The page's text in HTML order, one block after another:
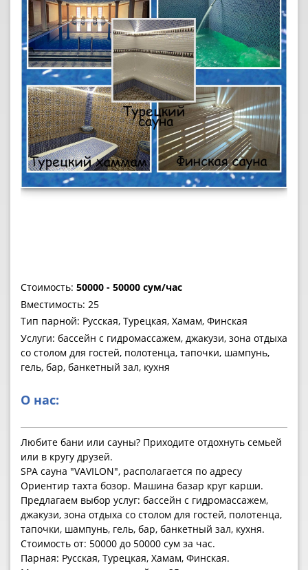
Стоимость: 50000 - 50000 сум/час
Вместимость: 25
Тип парной: Русская, Турецкая, Хамам, Финская
Услуги: бассейн с гидромассажем, джакузи, зона отдыха
со столом для гостей, полотенца, тапочки, шампунь,
гель, бар, банкетный зал, кухня
О нас:
Любите бани или сауны? Приходите отдохнуть семьей
или в кругу друзей.
SPA сауна "VAVILON", располагается по адресу
Ориентир тахта бозор. Машина базар круг карши.
Предлагаем выбор услуг: бассейн с гидромассажем,
джакузи, зона отдыха со столом для гостей, полотенца,
тапочки, шампунь, гель, бар, банкетный зал, кухня.
Стоимость от: 50000 до 50000 сум за час.
Парная: Русская, Турецкая, Хамам, Финская.